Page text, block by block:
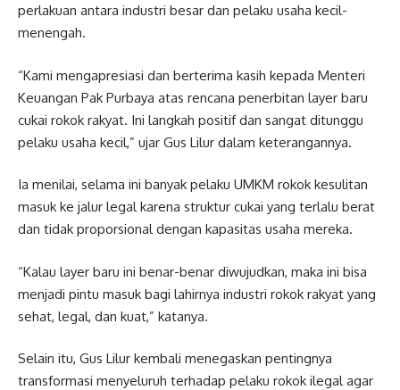
perlakuan antara industri besar dan pelaku usaha kecil-
menengah.
“Kami mengapresiasi dan berterima kasih kepada Menteri
Keuangan Pak Purbaya atas rencana penerbitan layer baru
cukai rokok rakyat. Ini langkah positif dan sangat ditunggu
pelaku usaha kecil,” ujar Gus Lilur dalam keterangannya.
Ia menilai, selama ini banyak pelaku UMKM rokok kesulitan
masuk ke jalur legal karena struktur cukai yang terlalu berat
dan tidak proporsional dengan kapasitas usaha mereka.
“Kalau layer baru ini benar-benar diwujudkan, maka ini bisa
menjadi pintu masuk bagi lahirnya industri rokok rakyat yang
sehat, legal, dan kuat,” katanya.
Selain itu, Gus Lilur kembali menegaskan pentingnya
transformasi menyeluruh terhadap pelaku rokok ilegal agar